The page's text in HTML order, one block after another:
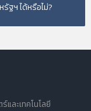
ฐฯ ได้หรือไม่?
และเทคโนโลยี